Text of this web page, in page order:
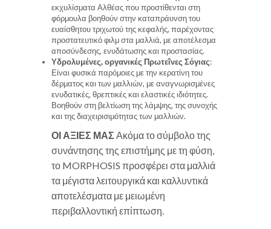
εκχυλίσματα Αλθέας που προστίθενται στη
φόρμουλα βοηθούν στην καταπράυνση του
ευαίσθητου τριχωτού της κεφαλής, παρέχοντας
προστατευτικό φιλμ στα μαλλιά, με αποτέλεσμα
αποσύνδεσης, ενυδάτωσης και προστασίας.
Υδρολυμένες, οργανικές Πρωτεΐνες Σόγιας:
Είναι φυσικά παρόμοιες με την κερατίνη του
δέρματος και των μαλλιών, με αναγνωρισμένες
ενυδατικές, θρεπτικές και ελαστικές ιδιότητες.
Βοηθούν στη βελτίωση της λάμψης, της συνοχής
και της διαχειρισιμότητας των μαλλιών.
ΟΙ ΑΞΙΕΣ ΜΑΣ Ακόμα το σύμβολο της
συνάντησης της επιστήμης με τη φύση,
το MORPHOSIS προσφέρει στα μαλλιά
τα μέγιστα λειτουργικά και καλλυντικά
αποτελέσματα με μειωμένη
περιβαλλοντική επίπτωση.